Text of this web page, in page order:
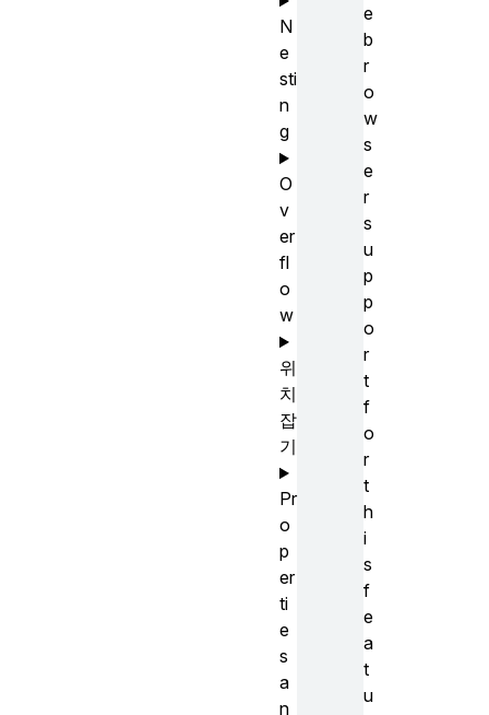
e
b
r
o
w
s
e
r
s
u
p
p
o
r
t
f
o
r
t
h
i
s
f
e
a
t
u
N
e
sti
n
g
O
v
er
fl
o
w
위
치
잡
기
Pr
o
p
er
ti
e
s
a
n